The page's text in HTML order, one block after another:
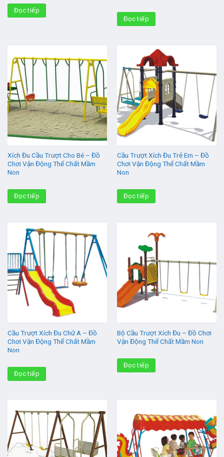
Đọc tiếp
Đọc tiếp
Xích Đu Cầu Trượt Cho Bé – Đồ
Chơi Vận Động Thể Chất Mầm
Non
Đọc tiếp
Cầu Trượt Xích Đu Trẻ Em – Đồ
Chơi Vận Động Thể Chất Mầm
Non
Đọc tiếp
Cầu Trượt Xích Đu Chữ A – Đồ
Chơi Vận Động Thể Chất Mầm
Non
Đọc tiếp
Bộ Cầu Trượt Xích Đu – Đồ Chơi
Vận Động Thể Chất Mầm Non
Đọc tiếp